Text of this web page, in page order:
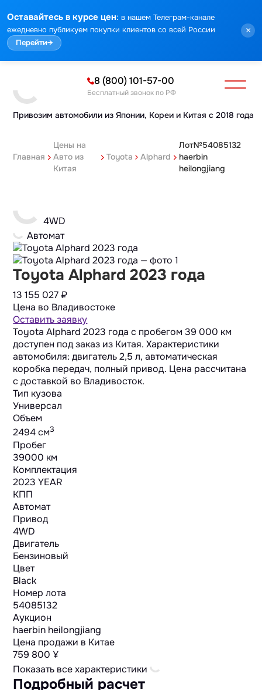
Оставайтесь в курсе цен: в нашем Телеграм-канале
ежедневно публикуем покупки клиентов со всей России
Перейти→
×
Привозим автомобили из Японии, Кореи и Китая с 2018 года
8 (800) 101-57-00
Бесплатный звонок по РФ
Главная
Цены на
Авто из
Китая
Toyota Alphard
Лот№54085132
haerbin
heilongjiang
4WD
Автомат
Toyota Alphard 2023 года
13 155 027 ₽
Цена во Владивостоке
Оставить заявку
Toyota Alphard 2023 года с пробегом 39 000 км
доступен под заказ из Китая. Характеристики
автомобиля: двигатель 2,5 л, автоматическая
коробка передач, полный привод. Цена рассчитана
с доставкой во Владивосток.
Тип кузова
Универсал
Объем
2494 cм3
Пробег
39000 км
Комплектация
2023 YEAR
КПП
Автомат
Привод
4WD
Двигатель
Бензиновый
Цвет
Black
Номер лота
54085132
Аукцион
haerbin heilongjiang
Цена продажи в Китае
759 800 ¥
Показать все характеристики
Подробный расчет